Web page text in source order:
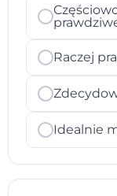
Raczej
Idealnie